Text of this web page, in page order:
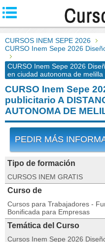
CURSOS INEM SEPE 2026
CURSO Inem Sepe 2026
CURSO Inem Sepe 2026
en ciudad autonoma de melilla
CURSO Inem Sepe
publicitario A
AUTONOMA DE
PEDIR MÁS
Tipo de formación
CURSOS INEM GRATIS
Curso de
Cursos para Trabajadores -
Bonificada para Empresas
Temática del Curso
Cursos Inem Sepe 2026